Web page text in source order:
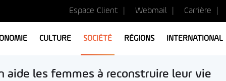
Espace Client Webmail Carrière
CULTURE SOCIÉTÉ RÉGIONS INTERNATIONAL
aide les femmes à reconstruire leur vie